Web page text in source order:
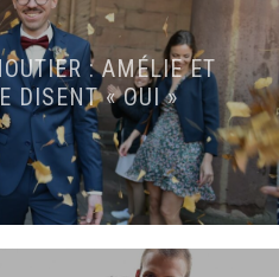
: AMÉLIE ET
DISENT « OUI »